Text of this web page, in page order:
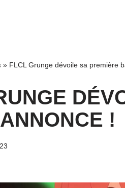
» FLCL Grunge dévoile sa première
!